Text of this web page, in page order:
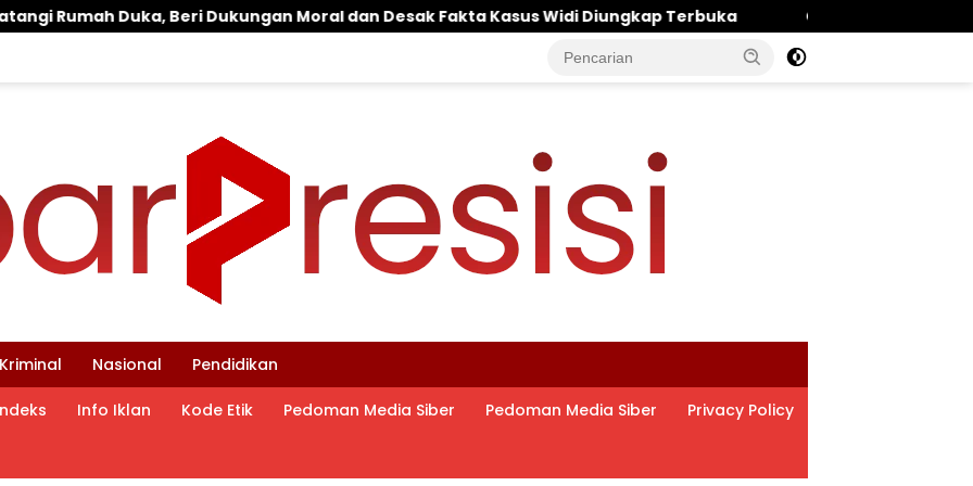
Moral dan Desak Fakta Kasus Widi Diungkap Terbuka ‎Ombudsman Jatim Terjun ke Pasuruan: PVL On
Kriminal Nasional Pendidikan
Info Iklan Kode Etik Pedoman Media Siber Pedoman Media Siber Privacy Policy